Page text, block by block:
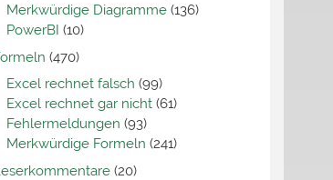
Merkwürdige Diagramme (136)
PowerBI (10)
(470)
Excel rechnet falsch (99)
Excel rechnet gar nicht (61)
Fehlermeldungen (93)
Merkwürdige Formeln (241)
(20)